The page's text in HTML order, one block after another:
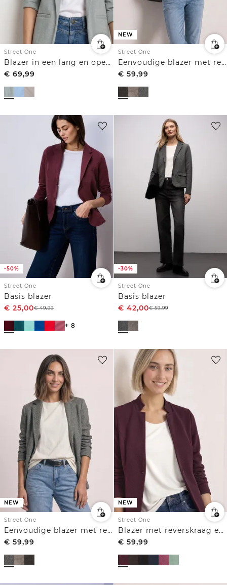
Street One
Blazer in een lang en open model
€ 69,99
NEW
Street One
Eenvoudige blazer met reverskraag en patroon
€ 59,99
-50%
Street One
Basis blazer
€ 25,00€49,99
+ 8
-30%
Street One
Basis blazer
€ 42,00€59,99
NEW
Street One
Eenvoudige blazer met reverskraag en patroon
€ 59,99
NEW
Street One
Blazer met reverskraag en structuur
€ 59,99